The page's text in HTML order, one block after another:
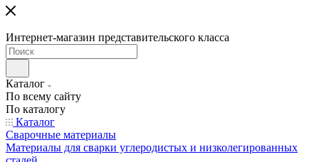
Интернет-магазин представительского класса
Каталог
По всему сайту
По каталогу
Каталог
Сварочные материалы
Материалы для сварки углеродистых и низколегированных